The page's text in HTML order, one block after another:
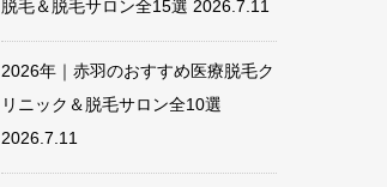
脱毛＆脱毛サロン全15選 2026.7.11
2026年｜赤羽のおすすめ医療脱毛ク
リニック＆脱毛サロン全10選
2026.7.11